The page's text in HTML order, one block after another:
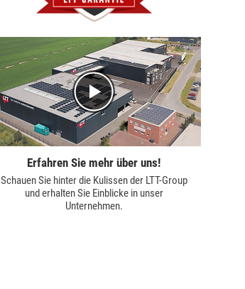
Erfahren Sie mehr über uns!
Schauen Sie hinter die Kulissen der LTT-Group
und erhalten Sie Einblicke in unser
Unternehmen.